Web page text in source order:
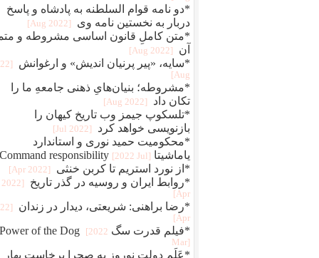
*دو نامه قوام‌ السلطنه به پادشاه و پاسخ
دربار به نخستین نامه وی
[2022 Aug]
*متن کاملِ قانون اساسی مشروطه و
آن
[2022 Aug]
*سایه، «پیر پرنیان اندیش» و ارغوانش
Aug]
*مشروطه؛ بنیان‌هایِ ذهنی جامعهِ ما را
تکان داد
[2022 Aug]
*تلسکوپ جیمز وب تاریخ کیهان را
بازنویسی خواهد کرد
[2022 Jul]
*محکومیت حمید نوری و استاندارد
یاماشیتا Command responsibility [2022 Jul]
*از نورد استریم تا کربن خنثی [2022 Apr]
*روابط ایران و روسیه در گذر تاریخ
[2022
Apr]
*رضا براهنی: شریعتی، دیدار در زندان
Apr]
*فیلم قدرت سگ Power of the Dog [2022
Mar]
*عَلَمِ دولت نوروز به صحرا برخاست بهار